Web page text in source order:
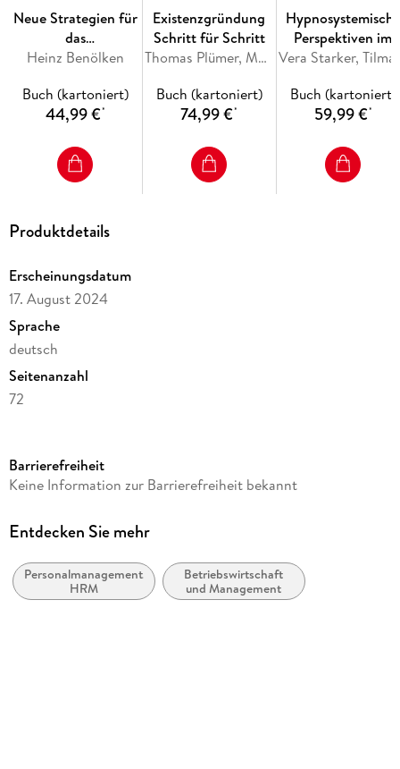
Neue Strategien für
das
Firmenkundengeschäft
Sparkassen
Heinz Benölken
Buch (kartoniert)
44,99 €*
Existenzgründung
Schritt für Schritt
Thomas Plümer, Martin Niemann
Buch (kartoniert)
74,99 €*
Hypnosystemische
Perspektiven im
Change
Buch (kartoniert)
59,99 €*
Produktdetails
Erscheinungsdatum
17. August 2024
Sprache
deutsch
Seitenanzahl
72
Autor/Autorin
Verlag/Hersteller
Produktart
kartoniert
Barrierefreiheit
Keine Information zur Barrierefreiheit bekannt
Entdecken Sie mehr
Personalmanagement,
HRM
Betriebswirtschaft
und Management